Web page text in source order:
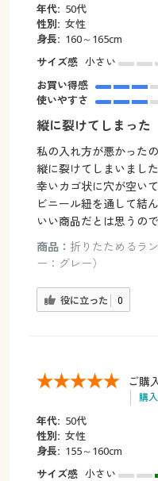
年代: 50代
性別: 女性
身長: 160～165cm
サイズ感 小さい
お買い得感
使いやすさ
縦に裂けてしまった
私の入れ方が悪かった
縦に裂けてしまいました
幸いカゴ状に穴が空い
ビニール紐を通して結
いい商品だとは思うの
商品： 折りたためるラ
ー：グレー）
役に立った 0
ご購
購
年代: 50代
性別: 女性
身長: 155～160cm
サイズ感 小さい